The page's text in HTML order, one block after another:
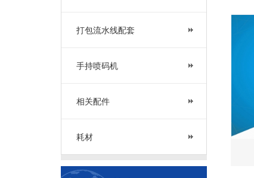
打包流水线配套
手持喷码机
相关配件
耗材